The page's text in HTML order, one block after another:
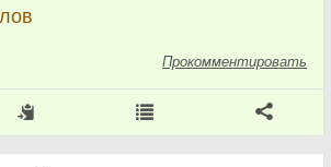
Прокомментировать